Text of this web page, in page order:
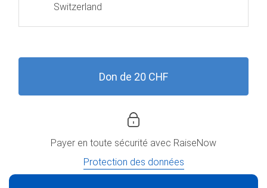
Switzerland
Don de 20 CHF
Payer en toute sécurité avec RaiseNow
Protection des données